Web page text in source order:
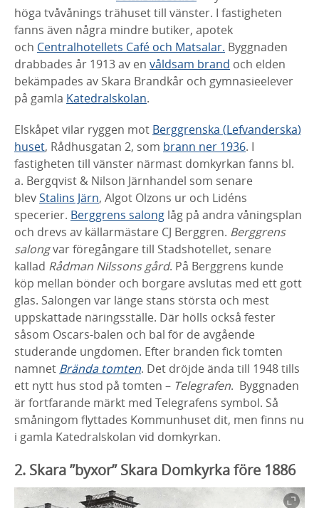
höga tvåvånings trähuset till vänster. I fastigheten
fanns även några mindre butiker, apotek
och Centralhotellets Café och Matsalar. Byggnaden
drabbades år 1913 av en våldsam brand och elden
bekämpades av Skara Brandkår och gymnasieelever
på gamla Katedralskolan.
Elskåpet vilar ryggen mot Berggrenska (Lefvanderska)
huset, Rådhusgatan 2, som brann ner 1936. I
fastigheten till vänster närmast domkyrkan fanns bl.
a. Bergqvist & Nilson Järnhandel som senare
blevStalins Järn, Algot Olzons ur och Lidéns
specerier. Berggrens salong låg på andra våningsplan
och drevs av källarmästare CJ Berggren. Berggrens
salongvar föregångare till Stadshotellet, senare
kallad Rådman Nilssons gård. På Berggrens kunde
köp mellan bönder och borgare avslutas med ett gott
glas. Salongen var länge stans största och mest
uppskattade näringsställe. Där hölls också fester
såsom Oscars-balen och bal för deavgående
studerande ungdomen. Efter branden fick tomten
namnet Brända tomten. Det dröjde ända till 1948 tills
ett nytt hus stod på tomten – Telegrafen. Byggnaden
är fortfarande märkt med Telegrafens symbol. Så
småningom flyttades Kommunhuset dit, men finns nu
i gamla Katedralskolan vid domkyrkan.
2. Skara ”byxor” Skara Domkyrka före 1886